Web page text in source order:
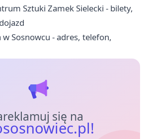
Sztuki Zamek Sielecki - bilety,
Sosnowcu - adres, telefon,
się na